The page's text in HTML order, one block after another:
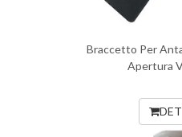
Braccetto Per
Apertura